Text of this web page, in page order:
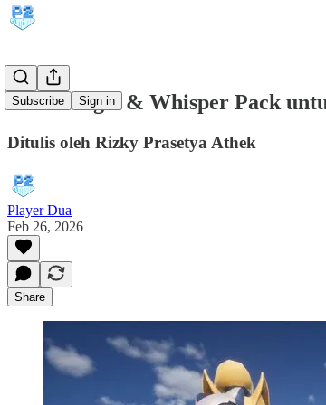
Subscribe Sign in
DLC Tangle & Whisper Pack
Ditulis oleh Rizky Prasetya Athek
Player Dua
Feb 26, 2026
Share